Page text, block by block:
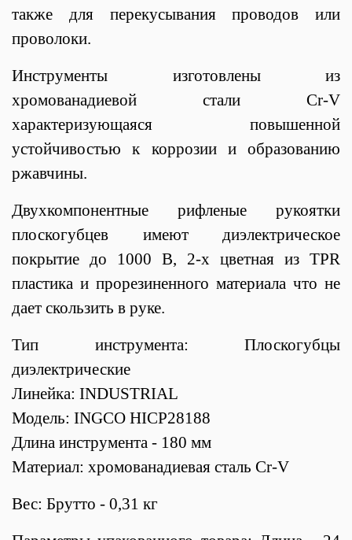
также для перекусывания проводов или
проволоки.
Инструменты изготовлены из
хромованадиевой стали Cr-V
характеризующаяся повышенной
устойчивостью к коррозии и образованию
ржавчины.
Двухкомпонентные рифленые рукоятки
плоскогубцев имеют диэлектрическое
покрытие до 1000 В, 2-х цветная из TPR
пластика и прорезиненного материала что не
дает скользить в руке.
Тип инструмента: Плоскогубцы
диэлектрические
Линейка: INDUSTRIAL
Модель: INGCO HICP28188
Длина инструмента - 180 мм
Материал: хромованадиевая сталь Cr-V
Вес: Брутто - 0,31 кг